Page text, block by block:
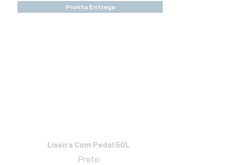
Pronta Entrega
Lixeira Com Pedal 50L
Preto